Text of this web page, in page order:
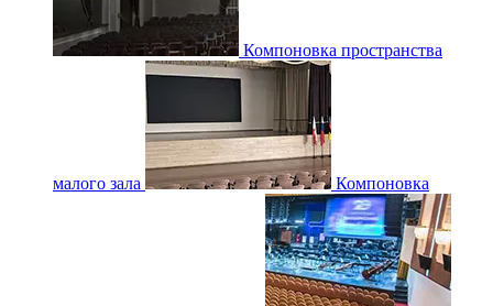
Компоновка пространства
малого зала Компоновка